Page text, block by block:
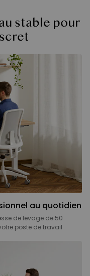
stable pour
au quotidien
de levage de 50
poste de travail